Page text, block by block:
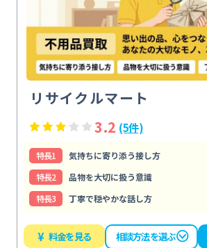
リサイクルマート
3.2 (5件)
特⻑1
気持ちに寄り添う接し方
特⻑2
品物を大切に扱う意識
特⻑3
丁寧で穏やかな話し方
¥ 料金を見る 相談方法を選ぶ